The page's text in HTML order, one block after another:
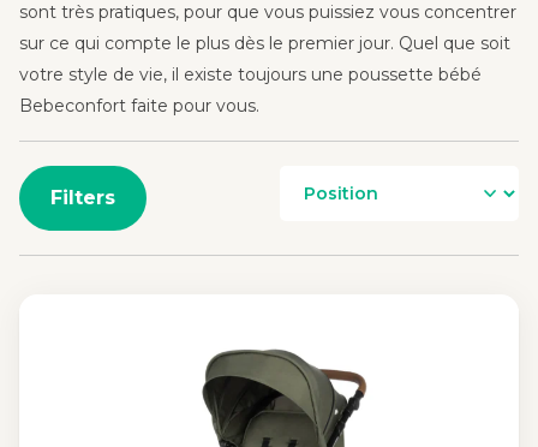
sont très pratiques, pour que vous puissiez vous concentrer
sur ce qui compte le plus dès le premier jour. Quel que soit
votre style de vie, il existe toujours une poussette bébé
Bebeconfort faite pour vous.
Filters